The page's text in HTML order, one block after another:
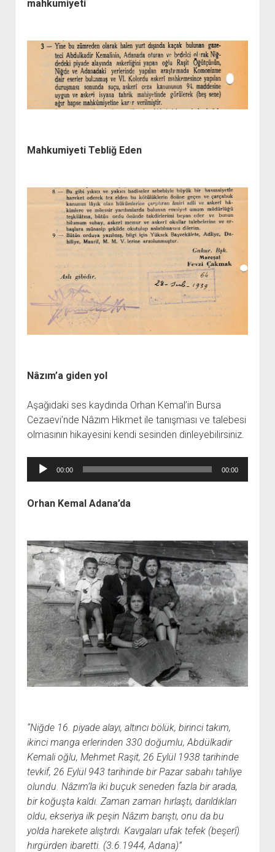
mahkumiyeti
Mahkumiyeti Tebliğ Eden
Nâzım’a giden yol
Aşağıdaki ses kaydında Orhan Kemal’in Bursa
Cezaevi’nde Nâzım Hikmet ile tanışması ve talebesi
olmasının hikayesini kendi sesinden dinleyebilirsiniz.
Ses
00:00 00:00
Orhan Kemal Adana’da
“Niğde 16. piyade alayı, altıncı bölük, birinci takım,
ikinci manga erlerinden 330 doğumlu, Abdülkadir
Kemali oğlu, Mehmet Raşit, 26 Eylül 1938 tarihinde
tevkif, 26 Eylül 943 tarihinde bir Pazar sabahı tahliye
olundu. Nâzım’la iki buçuk seneden fazla bir arada,
bir koğuşta kaldı. Zaman zaman hırlaştı, darıldıkları
oldu, ekseriya ilk peşin Nâzım barıştı, onu da bu
yolda harekete alıştırdı. Kavgaları ufak tefek (beşerî)
hırgürden ibaretti. (3.6.1944, Adana)”